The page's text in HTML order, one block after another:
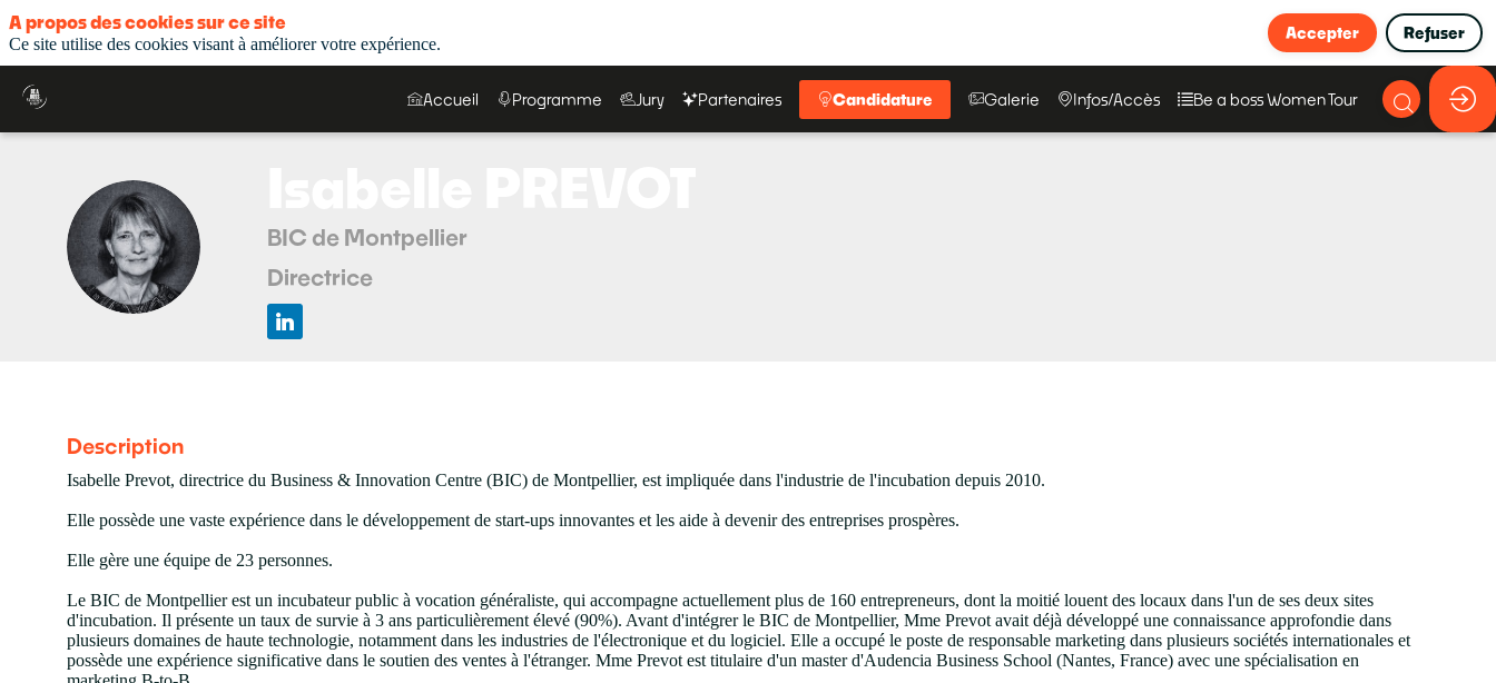
Accueil Programme Jury Partenaires Candidature Galerie Infos/Accès Be a boss Women Tour
IP
BIC de Montpellier
Directrice
Description
Isabelle Prevot, directrice du Business & Innovation Centre (BIC) de Montpellier, est impliquée dans l'industrie de l'incubation depuis 2010.
Elle possède une vaste expérience dans le développement de start-ups innovantes et les aide à devenir des entreprises prospères.
Elle gère une équipe de 23 personnes.
Le BIC de Montpellier est un incubateur public à vocation généraliste, qui accompagne actuellement plus de 160 entrepreneurs, dont la moitié louent des locaux dans l'un de ses deux sites
d'incubation. Il présente un taux de survie à 3 ans particulièrement élevé (90%). Avant d'intégrer le BIC de Montpellier, Mme Prevot avait déjà développé une connaissance approfondie dans
plusieurs domaines de haute technologie, notamment dans les industries de l'électronique et du logiciel. Elle a occupé le poste de responsable marketing dans plusieurs sociétés internationales et
possède une expérience significative dans le soutien des ventes à l'étranger. Mme Prevot est titulaire d'un master d'Audencia Business School (Nantes, France) avec une spécialisation en
A propos des cookies sur ce site
Ce site utilise des cookies visant à améliorer votre expérience.
Accepter Refuser